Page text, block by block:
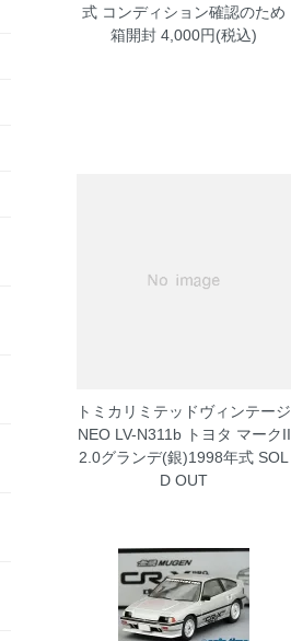
式 コンディション確認のため
箱開封 4,000円(税込)
トミカリミテッドヴィンテージ
NEO LV-N311b トヨタ マークII
2.0グランデ(銀)1998年式 SOL
D OUT